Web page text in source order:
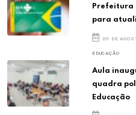
Prefeitura
para
05 DE
EDUCAÇÃO
Aula
quadra
Educação